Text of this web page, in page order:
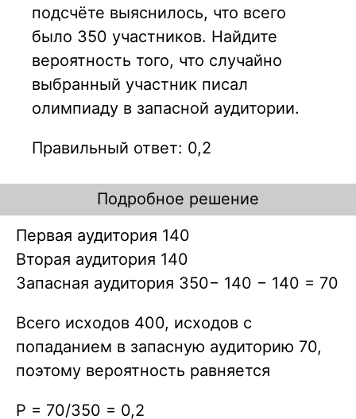
подсчёте выяснилось, что всего
было 350 участников. Найдите
вероятность того, что случайно
выбранный участник писал
олимпиаду в запасной аудитории.
Правильный ответ: 0,2
Подробное решение
Первая аудитория 140
Вторая аудитория 140
Запасная аудитория 350− 140 − 140 = 70
Всего исходов 400, исходов с
попаданием в запасную аудиторию 70,
поэтому вероятность равняется
P = 70/350 = 0,2